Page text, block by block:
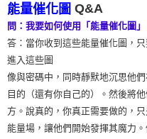
能量催化圖 Q&A
問：我要如何使用「能量催化圖」
答：當你收到這些能量催化圖，
進入這些圖
像與密碼中，同時靜默地沉思他
目的（還有你自己的）。然後將
方。說真的，你真正需要做的，
能量場，讓他們開始發揮其魔力